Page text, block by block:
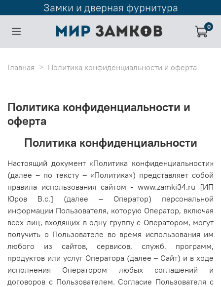
Замки и дверная фурнитура
0
Главная Политика конфиденциальности и оферта
Политика конфиденциальности и
оферта
Политика конфиденциальности
Настоящий документ «Политика конфиденциальности»
(далее – по тексту – «Политика») представляет собой
правила использования сайтом - www.zamki34.ru [ИП
Юров В.с.] (далее – Оператор) персональной
информации Пользователя, которую Оператор, включая
всех лиц, входящих в одну группу с Оператором, могут
получить о Пользователе во время использования им
любого из сайтов, сервисов, служб, программ,
продуктов или услуг Оператора (далее – Сайт) и в ходе
исполнения Оператором любых соглашений и
договоров с Пользователем. Согласие Пользователя с